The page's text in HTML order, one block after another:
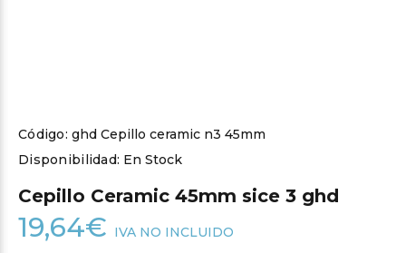
Código: ghd Cepillo ceramic n3 45mm
Disponibilidad: En Stock
Cepillo Ceramic 45mm sice 3 ghd
19,64€ IVA NO INCLUIDO